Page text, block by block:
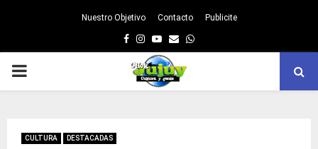
Nuestro Objetivo Contacto Publicite
Facebook
Instagram
Youtube
EmailWhatsapp
PRIMARY
CULTURA DESTACADAS